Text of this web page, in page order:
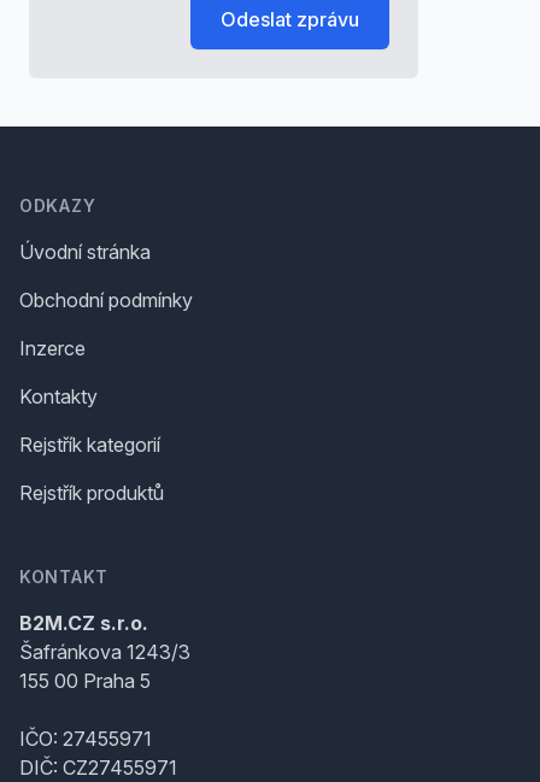
Odeslat zprávu
ODKAZY
Úvodní stránka
Obchodní podmínky
Inzerce
Kontakty
Rejstřík kategorií
Rejstřík produktů
KONTAKT
B2M.CZ s.r.o.
Šafránkova 1243/3
155 00 Praha 5
IČO: 27455971
DIČ: CZ27455971